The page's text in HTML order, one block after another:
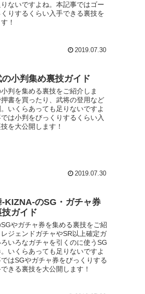
ないですよね。本記事ではゴー
りするくらい入手できる裏技を
！
2019.07.30
小判集め裏技ガイド
判を集める裏技をご紹介しま
書を買ったり、武将の登用など
いくらあっても足りないですよ
は小判をびっくりするくらい入
を大公開します！
2019.07.30
KIZNA-のSG・ガチャ券
ガイド
やガチャ券を集める裏技をご紹
ジェンドガチャやSR以上確定ガ
いろなガチャを引くのに使うSG
いくらあっても足りないですよ
はSGやガチャ券をびっくりする
きる裏技を大公開します！